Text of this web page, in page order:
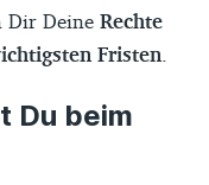
Dir Deine Rechte
Fristen
Du beim